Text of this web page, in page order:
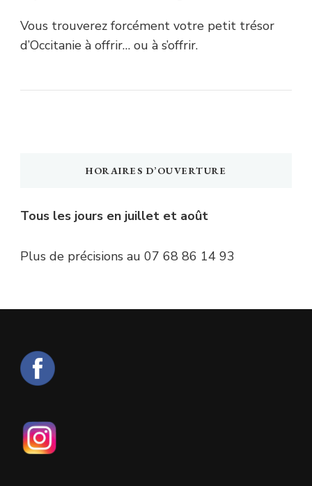
Vous trouverez forcément votre petit trésor
d’Occitanie à offrir… ou à s’offrir.
HORAIRES D’OUVERTURE
Tous les jours en juillet et août
Plus de précisions au 07 68 86 14 93